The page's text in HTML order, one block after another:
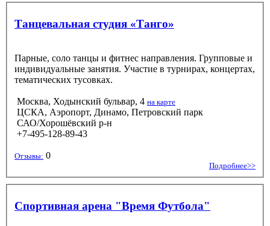
Танцевальная студия «Танго»
Парные, соло танцы и фитнес направления. Групповые и
индивидуальные занятия. Участие в турнирах, концертах,
тематических тусовках.
Москва, Ходынский бульвар, 4 на карте
ЦСКА, Аэропорт, Динамо, Петровский парк
САО/Хорошёвский р-н
+7-495-128-89-43
Отзывы: 0
Подробнее>>
Спортивная арена "Время Футбола"